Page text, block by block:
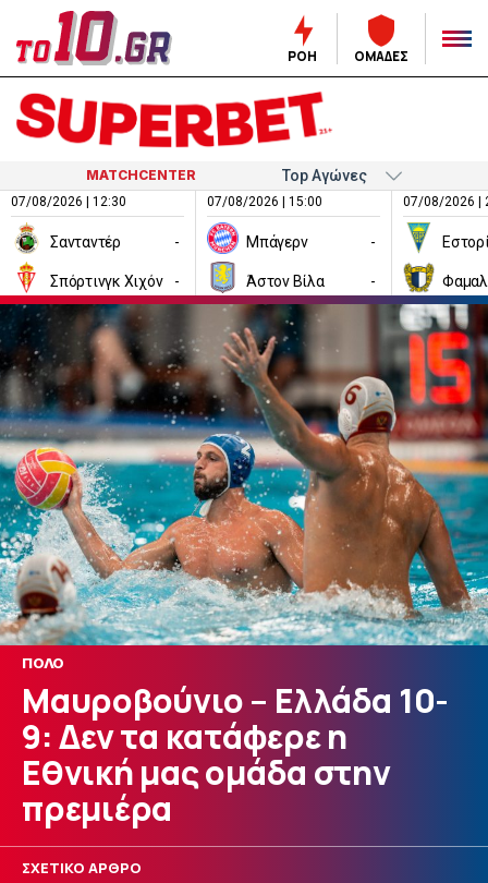
ΡΟΗ ΟΜΑΔΕΣ
MATCHCENTER
07/08/2026 | 12:30
Σανταντέρ -
Σπόρτινγκ Χιχόν -
07/08/2026 | 15:00
Μπάγερν -
Άστον Βίλα -
07/08/2026 |
ΠΟΛΟ
Μαυροβούνιο – Ελλάδα 10-
9: Δεν τα κατάφερε η
Εθνική μας ομάδα στην
πρεμιέρα
ΣΧΕΤΙΚΟ ΑΡΘΡΟ